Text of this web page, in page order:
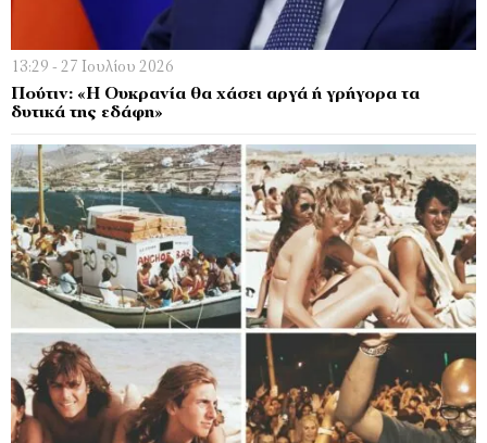
13:29 - 27 Ιουλίου 2026
Πούτιν: «Η Ουκρανία θα χάσει αργά ή γρήγορα τα
δυτικά της εδάφη»